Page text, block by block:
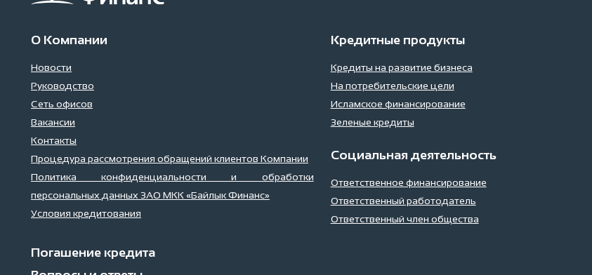
О Компании
Новости
Руководство
Сеть офисов
Вакансии
Контакты
Процедура рассмотрения обращений клиентов Компании
Политика конфиденциальности и обработки
персональных данных ЗАО МКК «Байлык Финанс»
Условия кредитования
Кредитные продукты
Кредиты на развитие бизнеса
На потребительские цели
Исламское финансирование
Зеленые кредиты
Социальная деятельность
Ответственное финансирование
Ответственный работодатель
Ответственный член общества
Погашение кредита